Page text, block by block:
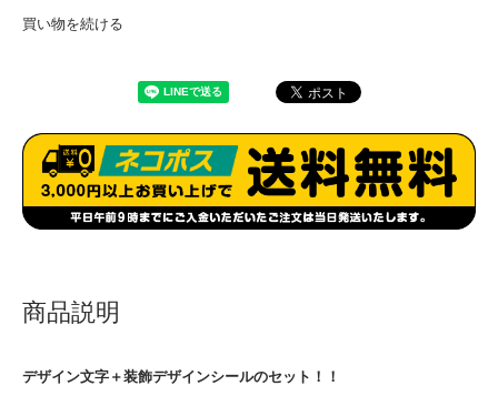
買い物を続ける
商品説明
デザイン文字＋装飾デザインシールのセット！！